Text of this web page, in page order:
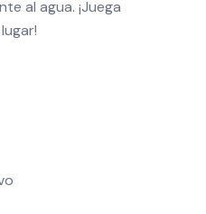
al agua. ¡Juega